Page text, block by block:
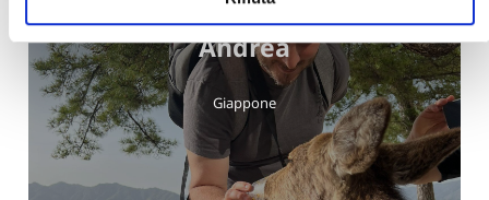
Andrea
Giappone